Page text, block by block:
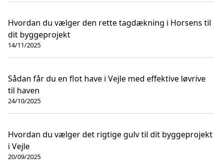
Hvordan du vælger den rette tagdækning i Horsens til
dit byggeprojekt
14/11/2025
Sådan får du en flot have i Vejle med effektive løvrive
til haven
24/10/2025
Hvordan du vælger det rigtige gulv til dit byggeprojekt
i Vejle
20/09/2025